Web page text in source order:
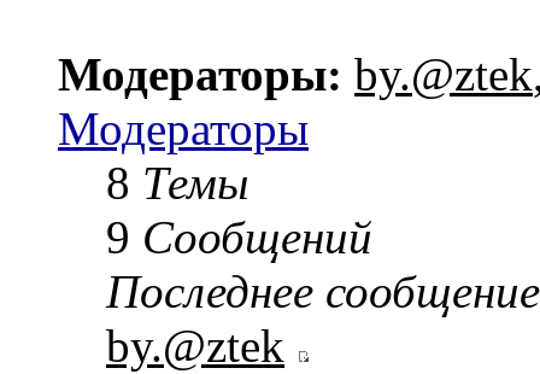
Модераторы: by.@ztek
Модераторы
8 Темы
9 Сообщений
Последнее сообщение
by.@ztek